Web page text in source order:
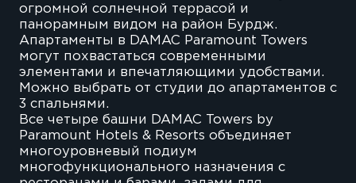
огромной солнечной террасой и
панорамным видом на район Бурдж.
Апартаменты в DAMAC Paramount Towers
могут похвастаться современными
элементами и впечатляющими удобствами.
Можно выбрать от студии до апартаментов с
3 спальнями.
Все четыре башни DAMAC Towers by
Paramount Hotels & Resorts объединяет
многоуровневый подиум
многофункционального назначения с